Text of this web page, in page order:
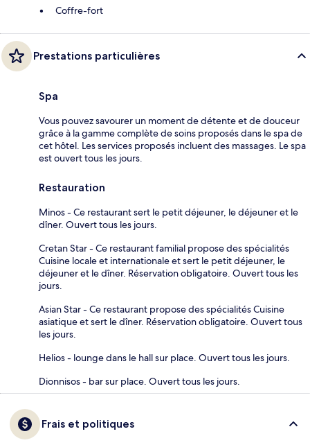
Coffre-fort
Prestations particulières
Spa
Vous pouvez savourer un moment de détente et de douceur
grâce à la gamme complète de soins proposés dans le spa de
cet hôtel. Les services proposés incluent des massages. Le spa
est ouvert tous les jours.
Restauration
Minos - Ce restaurant sert le petit déjeuner, le déjeuner et le
dîner. Ouvert tous les jours.
Cretan Star - Ce restaurant familial propose des spécialités
Cuisine locale et internationale et sert le petit déjeuner, le
déjeuner et le dîner. Réservation obligatoire. Ouvert tous les
jours.
Asian Star - Ce restaurant propose des spécialités Cuisine
asiatique et sert le dîner. Réservation obligatoire. Ouvert tous
les jours.
Helios - lounge dans le hall sur place. Ouvert tous les jours.
Dionnisos - bar sur place. Ouvert tous les jours.
Frais et politiques